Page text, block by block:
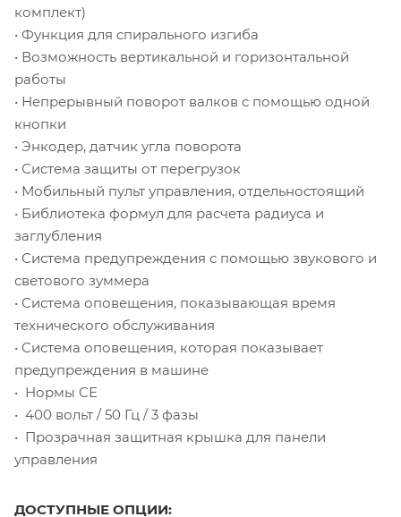
комплект)
• Функция для спирального изгиба
• Возможность вертикальной и горизонтальной
работы
• Непрерывный поворот валков с помощью одной
кнопки
• Энкодер, датчик угла поворота
• Система защиты от перегрузок
• Мобильный пульт управления, отдельностоящий
• Библиотека формул для расчета радиуса и
заглубления
• Система предупреждения с помощью звукового и
светового зуммера
• Система оповещения, показывающая время
технического обслуживания
• Система оповещения, которая показывает
предупреждения в машине
• Нормы CE
• 400 вольт / 50 Гц / 3 фазы
• Прозрачная защитная крышка для панели
управления
ДОСТУПНЫЕ ОПЦИИ: